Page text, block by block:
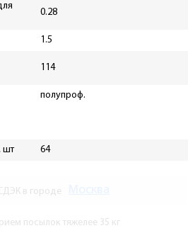
0.28
1.5
114
полупроф.
шт 64
в городе
посылок тяжелее 35 кг